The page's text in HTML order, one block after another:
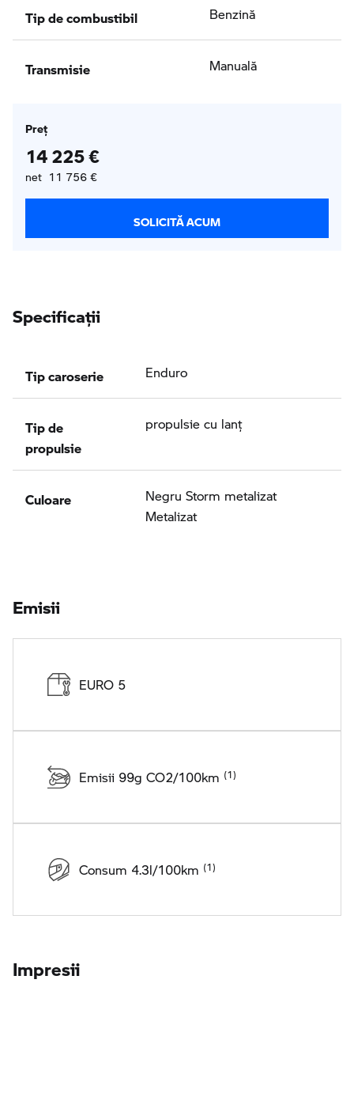
Tip de combustibil Benzină
Transmisie Manuală
Preţ
14 225 €
net 11 756 €
SOLICITĂ ACUM
Specificaţii
Tip caroserie Enduro
Tip de
propulsie
propulsie cu lanţ
Culoare
Negru Storm metalizat
Metalizat
Emisii
EURO 5
Emisii 99g CO2/100km
Consum 4.3l/100km
Impresii